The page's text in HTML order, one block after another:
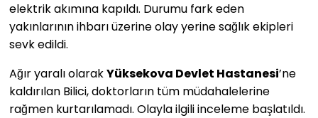
elektrik akımına kapıldı. Durumu fark eden
yakınlarının ihbarı üzerine olay yerine sağlık ekipleri
sevk edildi.
Ağır yaralı olarakYüksekova Devlet Hastanesi’ne
kaldırılan Bilici, doktorların tüm müdahalelerine
rağmen kurtarılamadı. Olayla ilgili inceleme başlatıldı.